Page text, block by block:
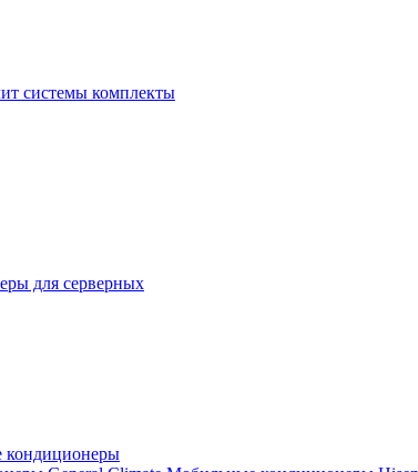
системы комплекты
для серверных